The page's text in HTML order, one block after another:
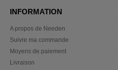
INFORMATION
A propos de Needen
Suivre ma commande
Moyens de paiement
Livraison